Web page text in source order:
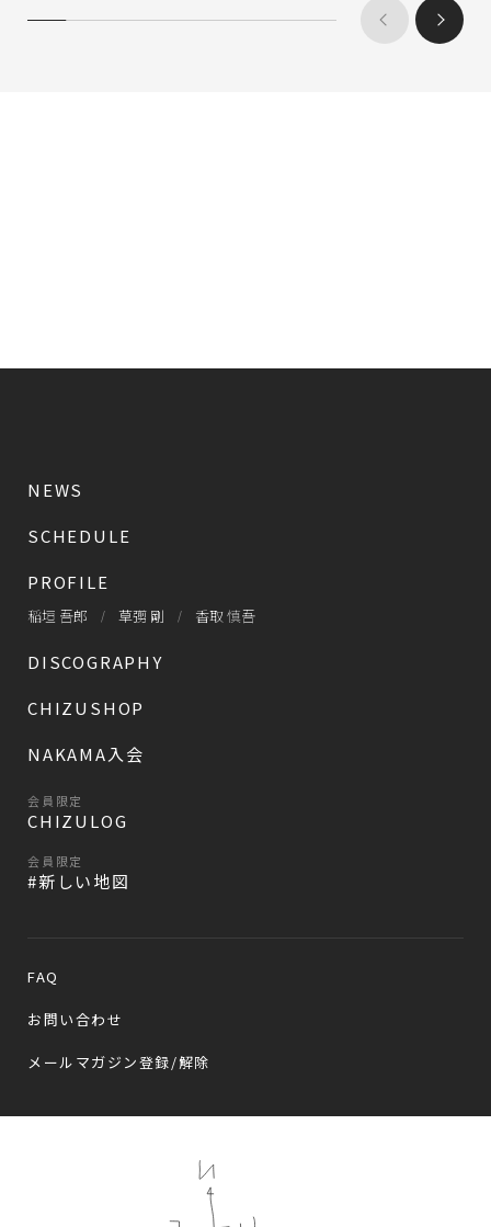
NEWS
SCHEDULE
PROFILE
稲垣 吾郎 草彅 剛 香取 慎吾
DISCOGRAPHY
CHIZUSHOP
NAKAMA入会
会員限定
CHIZULOG
会員限定
#新しい地図
FAQ
お問い合わせ
メールマガジン登録/解除